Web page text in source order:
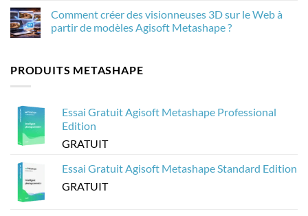
Agisoft
Metashape
pour
photogrammétrie
images
drone
sans
planter
sur
Comment
optimiser
d’Agisoft
Metashape
Comment créer des visionneuses 3D sur le Web à
partir de modèles Agisoft Metashape ?
Comment
créer
Web
partir
modèles
Agisoft
Metashape
PRODUITS METASHAPE
Essai Gratuit Agisoft Metashape Professional
Edition
GRATUIT
Essai Gratuit Agisoft Metashape Standard Edition
GRATUIT